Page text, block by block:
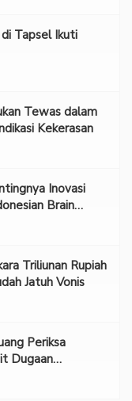
di Tapsel Ikuti
Tewas dalam
Kekerasan
Inovasi
Brain
Jakarta”
Triliunan Rupiah
Jatuh Vonis
Periksa
Dugaan